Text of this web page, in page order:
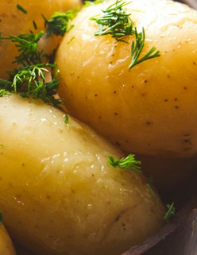
την Επανάσταση του
τρόπο, όπως λέει
Καποδίστρια”! Από τότε, η
των Ελλήνων.
σε όλη τη χώρα, με
για την εξαιρετική